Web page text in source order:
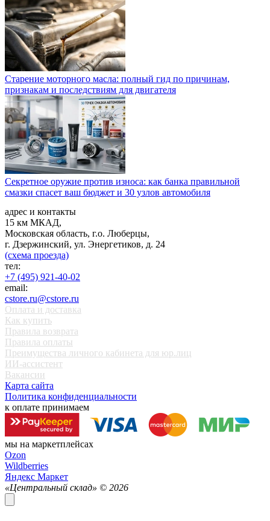
Старение моторного масла: полный гид по причинам,
признакам и последствиям для двигателя
Секретное оружие против износа: как банка правильной
смазки спасет ваш бюджет и 30 узлов автомобиля
адрес и контакты
15 км МКАД,
Московская область, г.о. Люберцы,
г. Дзержинский, ул. Энергетиков, д. 24
(схема проезда)
тел:
+7 (495) 921-40-02
email:
cstore.ru@cstore.ru
Оплата и доставка
Как купить
Правила возврата
Правила оплаты
Преимущества личного кабинета для юр.лиц
ИИ-ассистент
Вакансии
Карта сайта
Политика конфиденциальности
к оплате принимаем
мы на маркетплейсах
Ozon
Wildberries
Яндекс Маркет
«Центральный склад» © 2026